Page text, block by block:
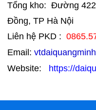
Tổng kho: Đường
Đồng, TP Hà Nội
Liên hệ PKD :
Email:
Website: https://